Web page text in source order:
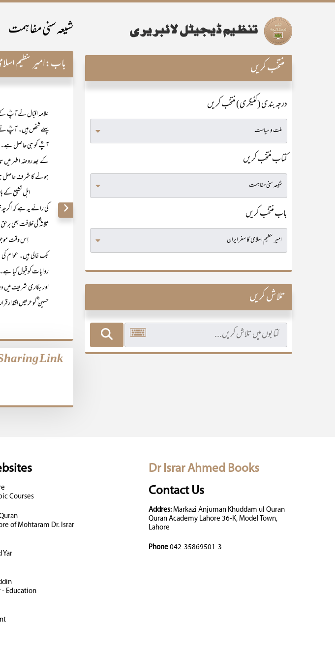
شیعہ سنی مفاہمت
باب:امیر تنظیم
علامہ اقبال نے آپؓ
پہلے شخص ہیں۔ آپؓ نے
آپؓ کو ہی حاصل ہے۔
کے بعد روضہ اطہر
ہونے کا شرف حاصل
اہل تشیع کے ہاں
کی رائے یہ ہے کہ
ثلاثہ ؓ کی خلافت بھی
اِس وقت موجودہ
تک غالی ہیں۔ عوام
روایات کو قبول کیا
اور بکاری شریف میں
حسین ؓ کو حریص اقتدار
Link
منتخب کریں
درجہ بندی (کٹیگری) منتخب کریں
کتاب منتخب کریں
باب منتخب کریں
تلاش کریں
Dr Israr Ahmed Books
Contact Us
Addres:Markazi Anjuman Khuddam ul Quran
Quran Academy Lahore 36-K, Model Town,
Lahore
Phone 042-35869501-3
Courses
of Mohtaram Dr. Israr
Yar
- Education